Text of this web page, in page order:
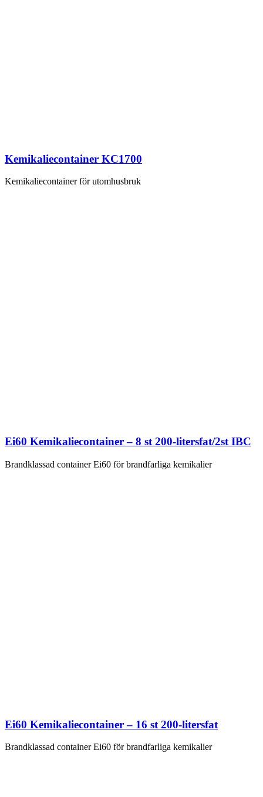
Kemikaliecontainer KC1700
Kemikaliecontainer för utomhusbruk
Ei60 Kemikaliecontainer – 8 st 200-litersfat/2st IBC
Brandklassad container Ei60 för brandfarliga kemikalier
Ei60 Kemikaliecontainer – 16 st 200-litersfat
Brandklassad container Ei60 för brandfarliga kemikalier